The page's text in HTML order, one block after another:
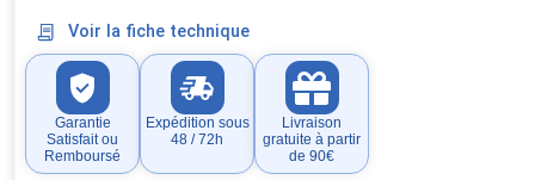
Voir la fiche technique
Garantie
Satisfait ou
Remboursé
Expédition sous
48 / 72h
Livraison
gratuite à partir
de 90€